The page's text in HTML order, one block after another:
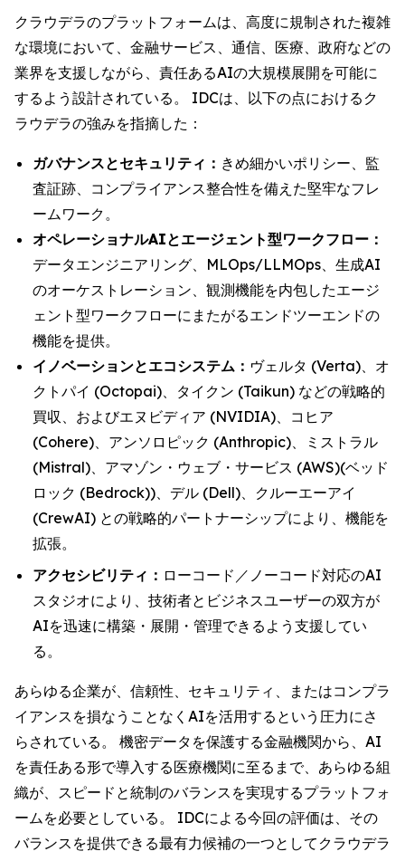
クラウデラのプラットフォームは、高度に規制された複雑
な環境において、金融サービス、通信、医療、政府などの
業界を支援しながら、責任あるAIの大規模展開を可能に
するよう設計されている。 IDCは、以下の点におけるク
ラウデラの強みを指摘した：
ガバナンスとセキュリティ： きめ細かいポリシー、監
査証跡、コンプライアンス整合性を備えた堅牢なフレ
ームワーク。
オペレーショナルAIとエージェント型ワークフロー：
データエンジニアリング、MLOps/LLMOps、生成AI
のオーケストレーション、観測機能を内包したエージ
ェント型ワークフローにまたがるエンドツーエンドの
機能を提供。
イノベーションとエコシステム： ヴェルタ (Verta)、オ
クトパイ (Octopai)、タイクン (Taikun) などの戦略的
買収、およびエヌビディア (NVIDIA)、コヒア
(Cohere)、アンソロピック (Anthropic)、ミストラル
(Mistral)、アマゾン・ウェブ・サービス (AWS)(ベッド
ロック (Bedrock))、デル (Dell)、クルーエーアイ
(CrewAI) との戦略的パートナーシップにより、機能を
拡張。
アクセシビリティ： ローコード／ノーコード対応のAI
スタジオにより、技術者とビジネスユーザーの双方が
AIを迅速に構築・展開・管理できるよう支援してい
る。
あらゆる企業が、信頼性、セキュリティ、またはコンプラ
イアンスを損なうことなくAIを活用するという圧力にさ
らされている。 機密データを保護する金融機関から、AI
を責任ある形で導入する医療機関に至るまで、あらゆる組
織が、スピードと統制のバランスを実現するプラットフォ
ームを必要としている。 IDCによる今回の評価は、その
バランスを提供できる最有力候補の一つとしてクラウデラ